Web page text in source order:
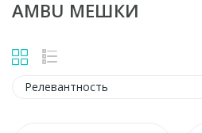
AMBU МЕШКИ
Релевантность